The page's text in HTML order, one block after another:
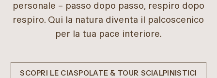
personale – passo dopo passo, respiro dopo
respiro. Qui la natura diventa il palcoscenico
per la tua pace interiore.
SCOPRI LE CIASPOLATE & TOUR SCIALPINISTICI